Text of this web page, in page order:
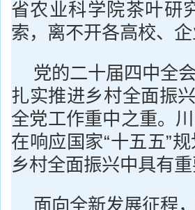
省农业科学院茶叶研
索，离不开各高校、
党的二十届四中全
扎实推进乡村全面振
全党工作重中之重。
在响应国家“十五五”
乡村全面振兴中具有重
面向全新发展征程